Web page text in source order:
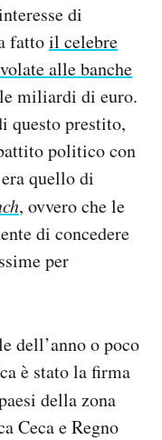
di
fattoil celebre
alle banche
miliardi di euro.
questo prestito,
politico con
quello di
, ovvero che le
di concedere
per
dell’anno o poco
è stato la firma
della zona
Ceca e Regno